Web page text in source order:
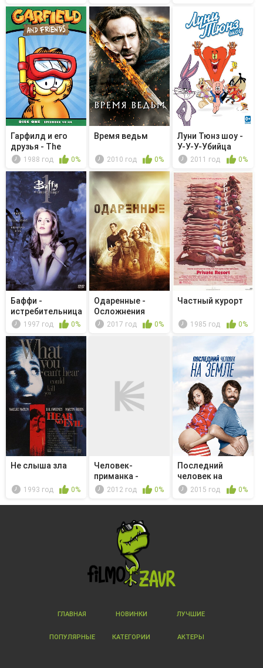
Гарфилд и его
друзья - The
Canine Con...
1988 год 0%
Время ведьм
2010 год 0%
Луни Тюнз шоу -
У-У-У-Убийца
2011 год 0%
Баффи -
истребительница
вампиров - Ин...
1997 год 0%
Одаренные -
Осложнения
2017 год 0%
Частный курорт
1985 год 0%
Не слыша зла
1993 год 0%
Человек-
приманка -
Главное правило:
2012 год 0%
Последний
человек на
Земле - Fish in ...
2015 год 0%
ГЛАВНАЯ НОВИНКИ ЛУЧШИЕ
ПОПУЛЯРНЫЕ КАТЕГОРИИ АКТЕРЫ